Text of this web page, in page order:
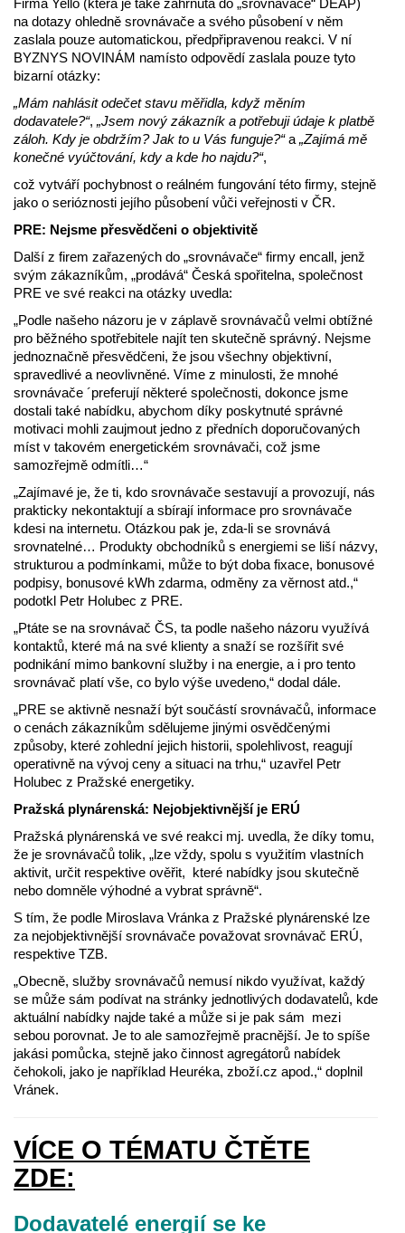
Firma Yello (která je také zahrnuta do „srovnávače“ DEAP)
na dotazy ohledně srovnávače a svého působení v něm
zaslala pouze automatickou, předpřipravenou reakci. V ní
BYZNYS NOVINÁM namísto odpovědí zaslala pouze tyto
bizarní otázky:
„Mám nahlásit odečet stavu měřidla, když měním
dodavatele?“, „Jsem nový zákazník a potřebuji údaje k platbě
záloh. Kdy je obdržím? Jak to u Vás funguje?“a„Zajímá mě
konečné vyúčtování, kdy a kde ho najdu?“,
což vytváří pochybnost o reálném fungování této firmy, stejně
jako o serióznosti jejího působení vůči veřejnosti v ČR.
PRE: Nejsme přesvědčeni o objektivitě
Další z firem zařazených do „srovnávače“ firmy encall, jenž
svým zákazníkům, „prodává“ Česká spořitelna, společnost
PRE ve své reakci na otázky uvedla:
„Podle našeho názoru je v záplavě srovnávačů velmi obtížné
pro běžného spotřebitele najít ten skutečně správný. Nejsme
jednoznačně přesvědčeni, že jsou všechny objektivní,
spravedlivé a neovlivněné. Víme z minulosti, že mnohé
srovnávače ´preferují některé společnosti, dokonce jsme
dostali také nabídku, abychom díky poskytnuté správné
motivaci mohli zaujmout jedno z předních doporučovaných
míst v takovém energetickém srovnávači, což jsme
samozřejmě odmítli…“
„Zajímavé je, že ti, kdo srovnávače sestavují a provozují, nás
prakticky nekontaktují a sbírají informace pro srovnávače
kdesi na internetu. Otázkou pak je, zda-li se srovnává
srovnatelné… Produkty obchodníků s energiemi se liší názvy,
strukturou a podmínkami, může to být doba fixace, bonusové
podpisy, bonusové kWh zdarma, odměny za věrnost atd.,“
podotkl Petr Holubec z PRE.
„Ptáte se na srovnávač ČS, ta podle našeho názoru využívá
kontaktů, které má na své klienty a snaží se rozšířit své
podnikání mimo bankovní služby i na energie, a i pro tento
srovnávač platí vše, co bylo výše uvedeno,“ dodal dále.
„PRE se aktivně nesnaží být součástí srovnávačů, informace
o cenách zákazníkům sdělujeme jinými osvědčenými
způsoby, které zohlední jejich historii, spolehlivost, reagují
operativně na vývoj ceny a situaci na trhu,“ uzavřel Petr
Holubec z Pražské energetiky.
Pražská plynárenská: Nejobjektivnější je ERÚ
Pražská plynárenská ve své reakci mj. uvedla, že díky tomu,
že je srovnávačů tolik, „lze vždy, spolu s využitím vlastních
aktivit, určit respektive ověřit, které nabídky jsou skutečně
nebo domněle výhodné a vybrat správně“.
S tím, že podle Miroslava Vránka z Pražské plynárenské lze
za nejobjektivnější srovnávače považovat srovnávač ERÚ,
respektive TZB.
„Obecně, služby srovnávačů nemusí nikdo využívat, každý
se může sám podívat na stránky jednotlivých dodavatelů, kde
aktuální nabídky najde také a může si je pak sám mezi
sebou porovnat. Je to ale samozřejmě pracnější. Je to spíše
jakási pomůcka, stejně jako činnost agregátorů nabídek
čehokoli, jako je například Heuréka, zboží.cz apod.,“ doplnil
Vránek.
VÍCE O TÉMATU ČTĚTE
ZDE:
Dodavatelé energií se ke